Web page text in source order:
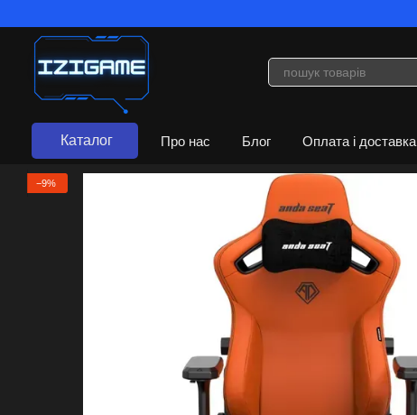
Каталог Про нас Блог Оплата і доставка
−9%